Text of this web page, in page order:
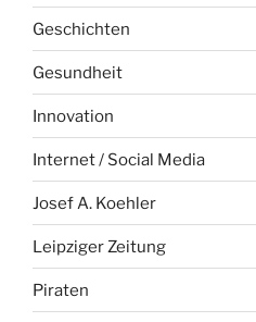
Geschichten
Gesundheit
Innovation
Internet / Social Media
Josef A. Koehler
Leipziger Zeitung
Piraten